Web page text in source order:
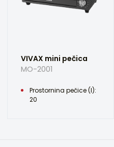
VIVAX mini pečica
MO-2001
Prostornina pečice (l):
20